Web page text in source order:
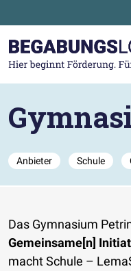
Zur Startseite gehen
Anbieter Schule
Das Gymnasium
Gemeinsame[n]
macht Schule –